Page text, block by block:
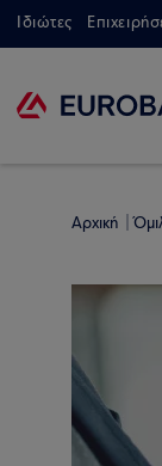
Ιδιώτες
Αρχική